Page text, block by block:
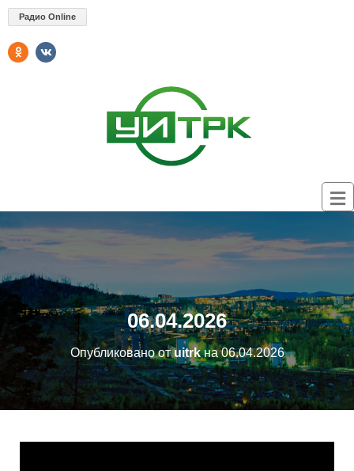
Радио Online
06.04.2026
Опубликовано отuitrkна06.04.2026